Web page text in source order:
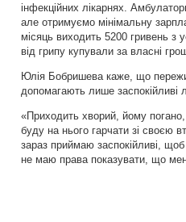
інфекційних лікарнях.
але отримуємо мінімальну
місяць виходить 5200 гривень з
від грипу купували за власні
Юлія Бобришева каже, що
допомагають лише заспокійливі
«Приходить хворий, йому
буду на нього гарчати зі своєю
зараз приймаю заспокійливі,
не маю права показувати, що